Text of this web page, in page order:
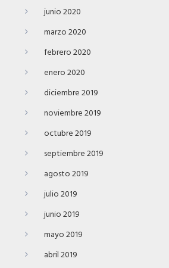
junio 2020
marzo 2020
febrero 2020
enero 2020
diciembre 2019
noviembre 2019
octubre 2019
septiembre 2019
agosto 2019
julio 2019
junio 2019
mayo 2019
abril 2019